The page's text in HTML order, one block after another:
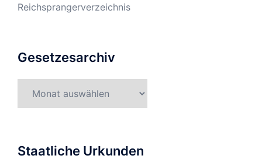
Reichsprangerverzeichnis
Gesetzesarchiv
Staatliche Urkunden